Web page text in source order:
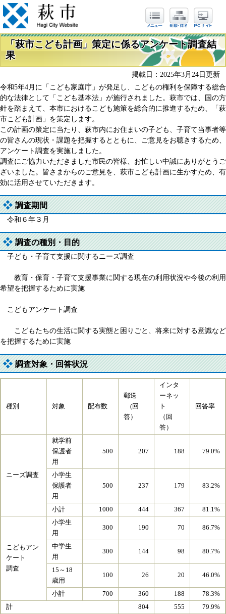
「萩市こども計画」策定に係るアンケート調査結
果
掲載日：2025年3月24日更新
令和5年4月に「こども家庭庁」が発足し、こどもの権利を保障する総合
的な法律として「こども基本法」が施行されました。萩市では、国の方
針を踏まえて、本市におけるこども施策を総合的に推進するため、「萩
市こども計画」を策定します。
この計画の策定に当たり、萩市内にお住まいの子ども、子育て当事者等
の皆さんの現状・課題を把握するとともに、ご意見をお聴きするため、
アンケート調査を実施しました。
調査にご協力いただきました市民の皆様、お忙しい中誠にありがとうご
ざいました。皆さまからのご意見を、萩市こども計画に生かすため、有
効に活用させていただきます。
調査期間
令和６年３月
調査の種別・目的
子ども・子育て支援に関するニーズ調査
教育・保育・子育て支援事業に関する現在の利用状況や今後の利用
希望を把握するために実施
こどもアンケート調査
こどもたちの生活に関する実態と困りごと、将来に対する意識など
を把握するために実施
調査対象・回答状況
種別 対象 配布数
郵送
(回
答）
インタ
ーネッ
ト
（回
答）
回答率
ニーズ調査
就学前
保護者
用
500 207 188 79.0%
小学生
保護者
用
500 237 179 83.2%
小計 1000 444 367 81.1%
こどもアン
ケート
調査
小学生
用
300 190 70 86.7%
中学生
用
300 144 98 80.7%
15～18
歳用
100 26 20 46.0%
小計 700 360 188
78.3%
計
804 555 79.9%